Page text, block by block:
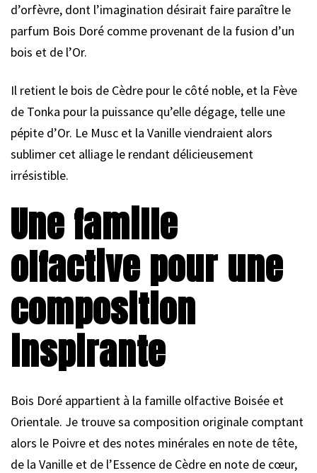
d’orfèvre, dont l’imagination désirait faire paraître le
parfum Bois Doré comme provenant de la fusion d’un
bois et de l’Or.
Il retient le bois de Cèdre pour le côté noble, et la Fève
de Tonka pour la puissance qu’elle dégage, telle une
pépite d’Or. Le Musc et la Vanille viendraient alors
sublimer cet alliage le rendant délicieusement
irrésistible.
Une famille
olfactive pour une
composition
inspirante
Bois Doré appartient à la famille olfactive Boisée et
Orientale. Je trouve sa composition originale comptant
alors le Poivre et des notes minérales en note de tête,
de la Vanille et de l’Essence de Cèdre en note de cœur,